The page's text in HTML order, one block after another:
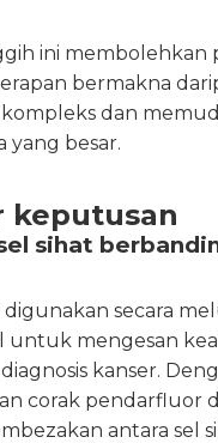
ini membolehkan
bermakna
dan
yang besar.
keputusan
sihat
secara
untuk mengesan
kanser.
corak pendarfluor
antara sel